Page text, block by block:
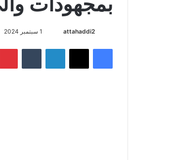
attahaddi2 1 سبتمبر 2024
فيسبوك X لينكدإن